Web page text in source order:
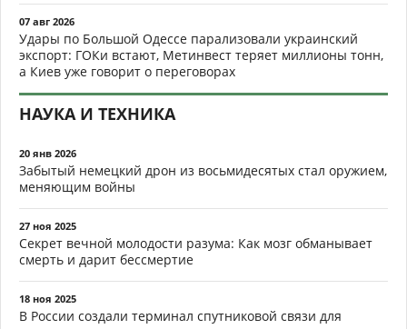
07 авг 2026
Удары по Большой Одессе парализовали украинский
экспорт: ГОКи встают, Метинвест теряет миллионы тонн,
а Киев уже говорит о переговорах
НАУКА И ТЕХНИКА
20 янв 2026
Забытый немецкий дрон из восьмидесятых стал оружием,
меняющим войны
27 ноя 2025
Секрет вечной молодости разума: Как мозг обманывает
смерть и дарит бессмертие
18 ноя 2025
В России создали терминал спутниковой связи для